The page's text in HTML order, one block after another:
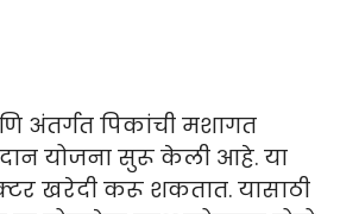
अंतर्गत पिकांची मशागत
योजना सुरू केली आहे. या
खरेदी करू शकतात. यासाठी